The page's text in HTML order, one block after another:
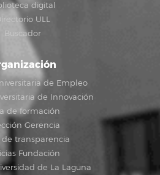
digital
ULL
Buscador
de Empleo
de Innovación
de formación
Gerencia
de transparencia
Fundación
de La Laguna